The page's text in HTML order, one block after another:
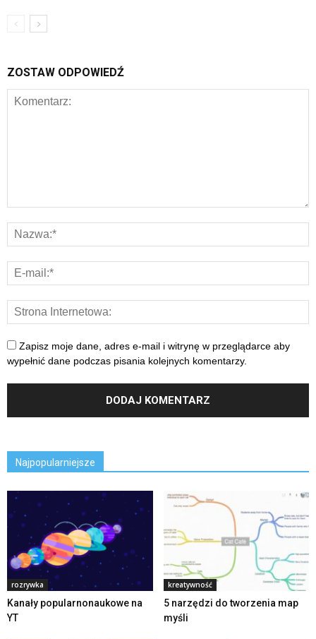
ZOSTAW ODPOWIEDŹ
Zapisz moje dane, adres e-mail i witrynę w przeglądarce aby
wypełnić dane podczas pisania kolejnych komentarzy.
Najpopularniejsze
rozrywka
Kanały popularnonaukowe na
YT
kreatywność
5 narzędzi do tworzenia map
myśli